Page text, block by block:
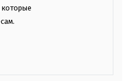
которые